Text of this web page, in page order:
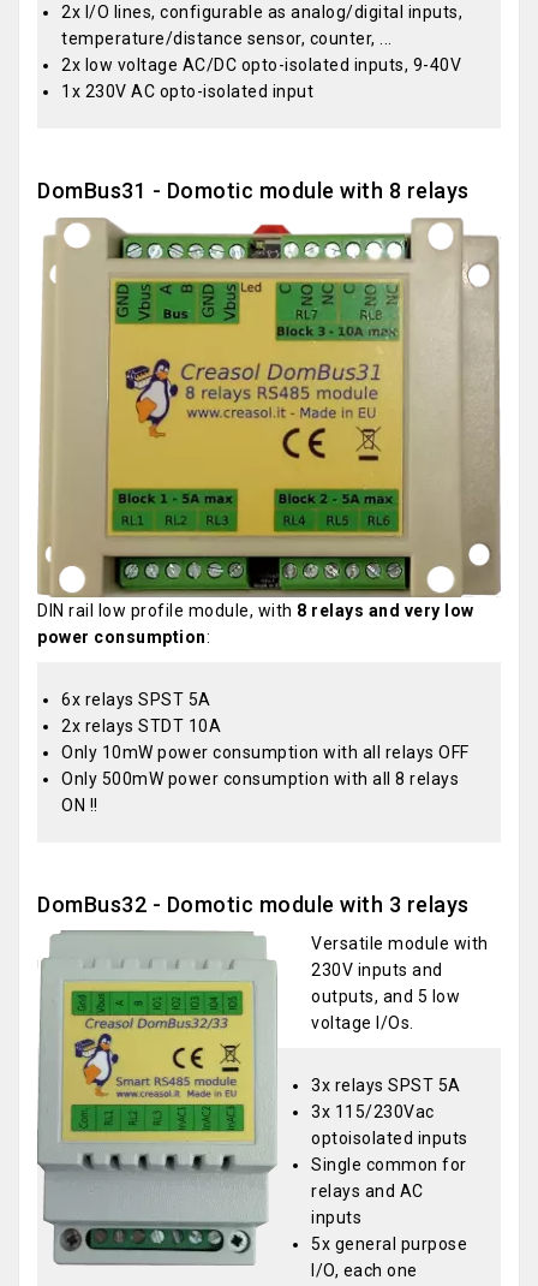
2x I/O lines, configurable as analog/digital inputs,
temperature/distance sensor, counter, ...
2x low voltage AC/DC opto-isolated inputs, 9-40V
1x 230V AC opto-isolated input
DomBus31 - Domotic module with 8 relays
DIN rail low profile module, with 8 relays and very low
power consumption:
6x relays SPST 5A
2x relays STDT 10A
Only 10mW power consumption with all relays OFF
Only 500mW power consumption with all 8 relays
ON !!
DomBus32 - Domotic module with 3 relays
Versatile module with
230V inputs and
outputs, and 5 low
voltage I/Os.
3x relays SPST 5A
3x 115/230Vac
optoisolated inputs
Single common for
relays and AC
inputs
5x general purpose
I/O, each one